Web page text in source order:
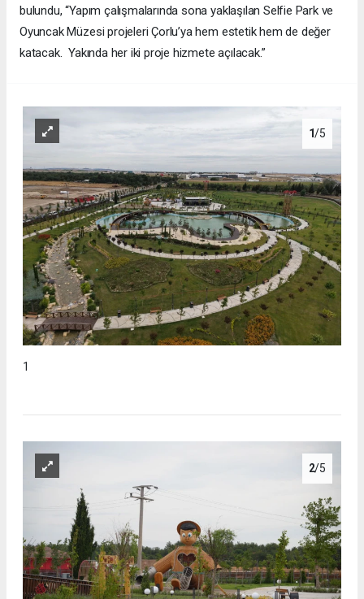
bulundu, “Yapım çalışmalarında sona yaklaşılan Selfie Park ve
Oyuncak Müzesi projeleri Çorlu’ya hem estetik hem de değer
katacak. Yakında her iki proje hizmete açılacak.”
1/5
1
2/5